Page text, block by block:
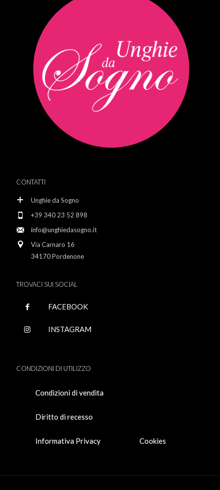
CONTATTI
Unghie da Sogno
+39 340 23 52 898
info@unghiedasogno.it
Via Carnaro 16
34170 Pordenone
TROVACI SUI SOCIAL
FACEBOOK
INSTAGRAM
CONDIZIONI DI UTILIZZO
Condizioni di vendita
Diritto di recesso
Informativa Privacy Cookies